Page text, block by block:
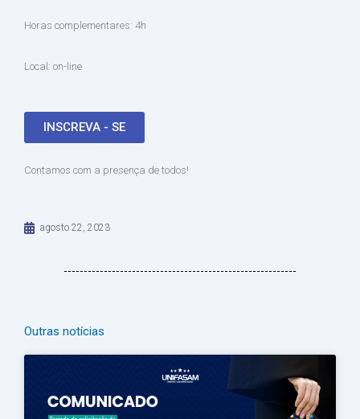
Horas complementares: 4h
Local: on-line
INSCREVA - SE
Contamos com a presença de todos!
agosto 22, 2023
Outras notícias
PáginaPágina
PáginaPáginaPágina